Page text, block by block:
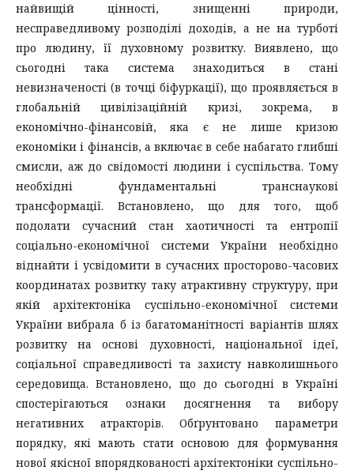
найвищій цінності, знищенні природи,
несправедливому розподілі доходів, а не на турботі
про людину, її духовному розвитку. Виявлено, що
сьогодні така система знаходиться в стані
невизначеності (в точці біфуркації), що проявляється в
глобальній цивілізаційній кризі, зокрема, в
економічно-фінансовій, яка є не лише кризою
економіки і фінансів, а включає в себе набагато глибші
смисли, аж до свідомості людини і суспільства. Тому
необхідні фундаментальні транснаукові
трансформації. Встановлено, що для того, щоб
подолати сучасний стан хаотичності та ентропії
соціально-економічної системи України необхідно
віднайти і усвідомити в сучасних просторово-часових
координатах розвитку таку атрактивну структуру, при
якій архітектоніка суспільно-економічної системи
України вибрала б із багатоманітності варіантів шлях
розвитку на основі духовності, національної ідеї,
соціальної справедливості та захисту навколишнього
середовища. Встановлено, що до сьогодні в Україні
спостерігаються ознаки досягнення та вибору
негативних атракторів. Обґрунтовано параметри
порядку, які мають стати основою для формування
нової якісної впорядкованості архітектоніки суспільно-